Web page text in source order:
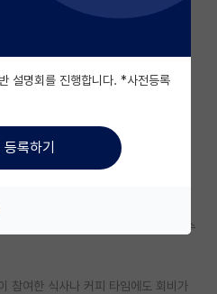
판
랩비)를 조성해서 관리하고 있는데,
고하는 게 맞을지 고민됩니다.
료라고는 엑셀로 이력만 남겨놓고 영수
참여한 식사나 커피 타임에도 회비가
설명회를 진행합니다. *사전등록
등록하기